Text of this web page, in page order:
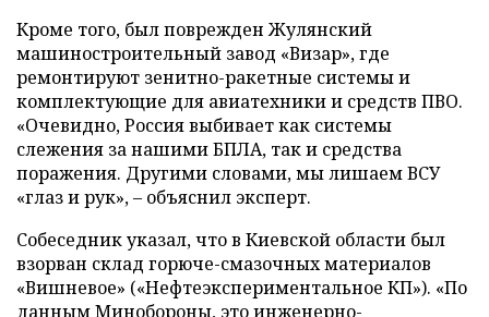
Кроме того, был поврежден Жулянский
машиностроительный завод «Визар», где
ремонтируют зенитно-ракетные системы и
комплектующие для авиатехники и средств ПВО.
«Очевидно, Россия выбивает как системы
слежения за нашими БПЛА, так и средства
поражения. Другими словами, мы лишаем ВСУ
«глаз и рук», – объяснил эксперт.
Собеседник указал, что в Киевской области был
взорван склад горюче-смазочных материалов
«Вишневое» («Нефтеэкспериментальное КП»). «По
данным Минобороны, это инженерно-